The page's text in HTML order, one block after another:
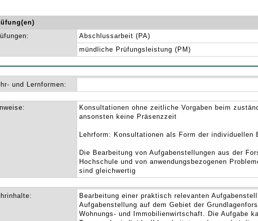
Abschlussarbeit (PA)
mündliche Prüfungsleistung (PM)
und Lernformen:
Konsultationen ohne zeitliche Vorgaben beim
ansonsten keine Präsenzzeit
Lehrform: Konsultationen als Form der individuellen
Die Bearbeitung von Aufgabenstellungen aus der
Hochschule und von anwendungsbezogenen
sind gleichwertig
Bearbeitung einer praktisch relevanten
Aufgabenstellung auf dem Gebiet der
Wohnungs- und Immobilienwirtschaft. Die Aufgabe